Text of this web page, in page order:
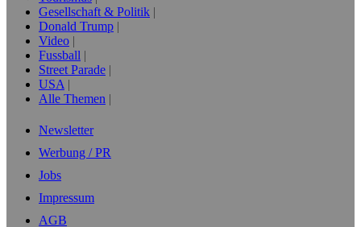
Gesellschaft & Politik
Donald Trump
Video
Fussball
Street Parade
USA
Alle Themen
Newsletter
Werbung / PR
Jobs
Impressum
AGB